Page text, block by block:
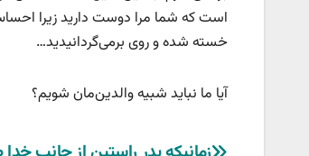
است که شما مرا دوست دارید زیرا
خسته شده و روی برمی‌گردانیدید…
آیا ما نباید شبیه والدین‌مان شویم؟